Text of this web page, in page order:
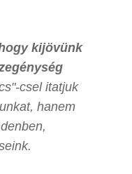
kijövünk
csel itatjuk
hanem